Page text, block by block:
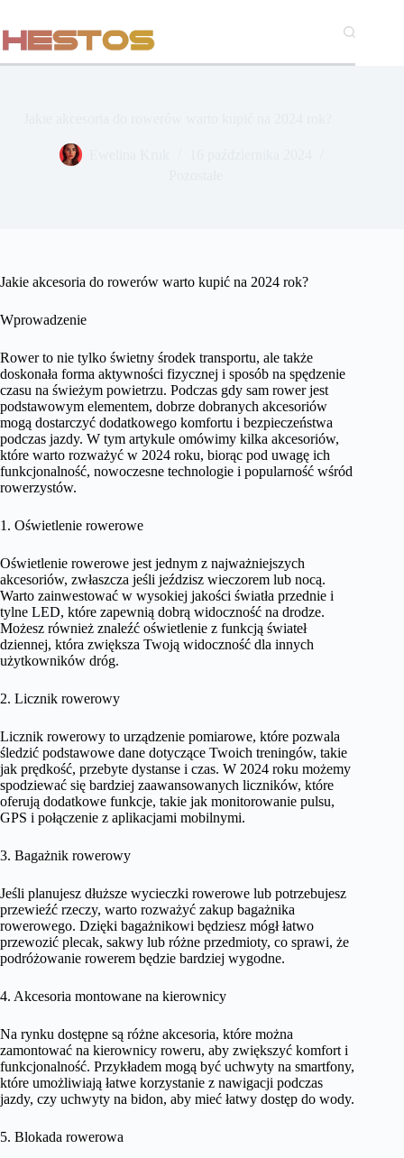
treści
Jakie akcesoria do rowerów warto kupić na 2024 rok?
Wprowadzenie
Rower to nie tylko świetny środek transportu, ale także
doskonała forma aktywności fizycznej i sposób na spędzenie
czasu na świeżym powietrzu. Podczas gdy sam rower jest
podstawowym elementem, dobrze dobranych akcesoriów
mogą dostarczyć dodatkowego komfortu i bezpieczeństwa
podczas jazdy. W tym artykule omówimy kilka akcesoriów,
które warto rozważyć w 2024 roku, biorąc pod uwagę ich
funkcjonalność, nowoczesne technologie i popularność wśród
rowerzystów.
1. Oświetlenie rowerowe
Oświetlenie rowerowe jest jednym z najważniejszych
akcesoriów, zwłaszcza jeśli jeździsz wieczorem lub nocą.
Warto zainwestować w wysokiej jakości światła przednie i
tylne LED, które zapewnią dobrą widoczność na drodze.
Możesz również znaleźć oświetlenie z funkcją świateł
dziennej, która zwiększa Twoją widoczność dla innych
użytkowników dróg.
2. Licznik rowerowy
Licznik rowerowy to urządzenie pomiarowe, które pozwala
śledzić podstawowe dane dotyczące Twoich treningów, takie
jak prędkość, przebyte dystanse i czas. W 2024 roku możemy
spodziewać się bardziej zaawansowanych liczników, które
oferują dodatkowe funkcje, takie jak monitorowanie pulsu,
GPS i połączenie z aplikacjami mobilnymi.
3. Bagażnik rowerowy
Jeśli planujesz dłuższe wycieczki rowerowe lub potrzebujesz
przewieźć rzeczy, warto rozważyć zakup bagażnika
rowerowego. Dzięki bagażnikowi będziesz mógł łatwo
przewozić plecak, sakwy lub różne przedmioty, co sprawi, że
podróżowanie rowerem będzie bardziej wygodne.
4. Akcesoria montowane na kierownicy
Na rynku dostępne są różne akcesoria, które można
zamontować na kierownicy roweru, aby zwiększyć komfort i
funkcjonalność. Przykładem mogą być uchwyty na smartfony,
które umożliwiają łatwe korzystanie z nawigacji podczas
jazdy, czy uchwyty na bidon, aby mieć łatwy dostęp do wody.
5. Blokada rowerowa